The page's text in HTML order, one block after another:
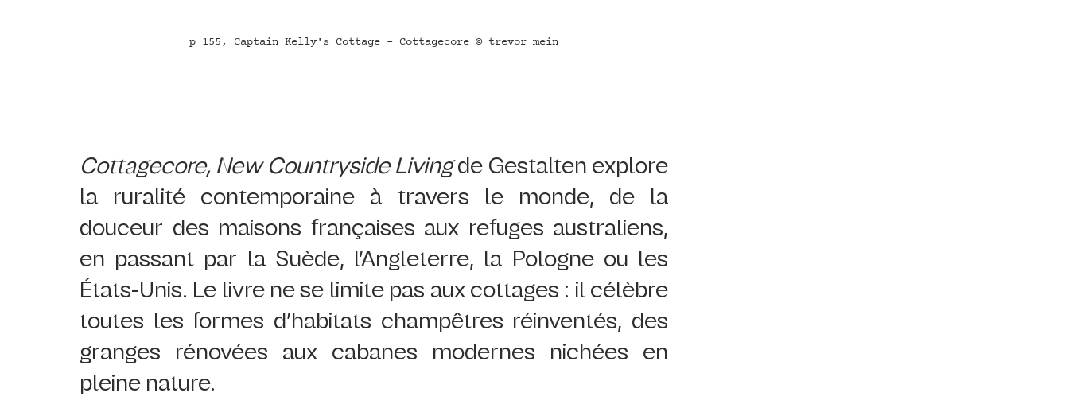
p 155, Captain Kelly's Cottage - Cottagecore © trevor mein
Cottagecore, New Countryside Living de Gestalten explore
la ruralité contemporaine à travers le monde, de la
douceur des maisons françaises aux refuges australiens,
en passant par la Suède, l’Angleterre, la Pologne ou les
États-Unis. Le livre ne se limite pas aux cottages : il célèbre
toutes les formes d’habitats champêtres réinventés, des
granges rénovées aux cabanes modernes nichées en
pleine nature.